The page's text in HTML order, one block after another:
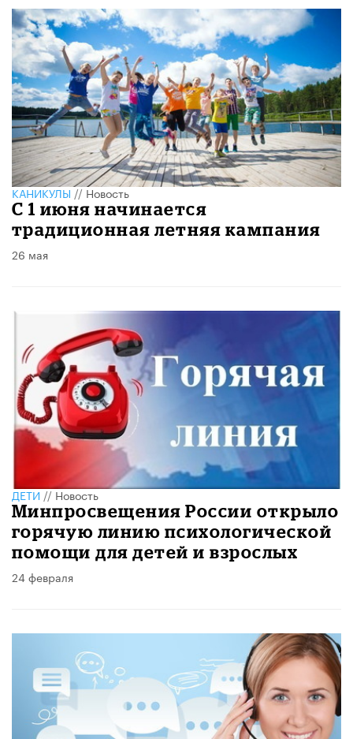
КАНИКУЛЫ//Новость
​С 1 июня начинается
традиционная летняя кампания
26 мая
ДЕТИ//Новость
Минпросвещения России открыло
горячую линию психологической
помощи для детей и взрослых
24 февраля